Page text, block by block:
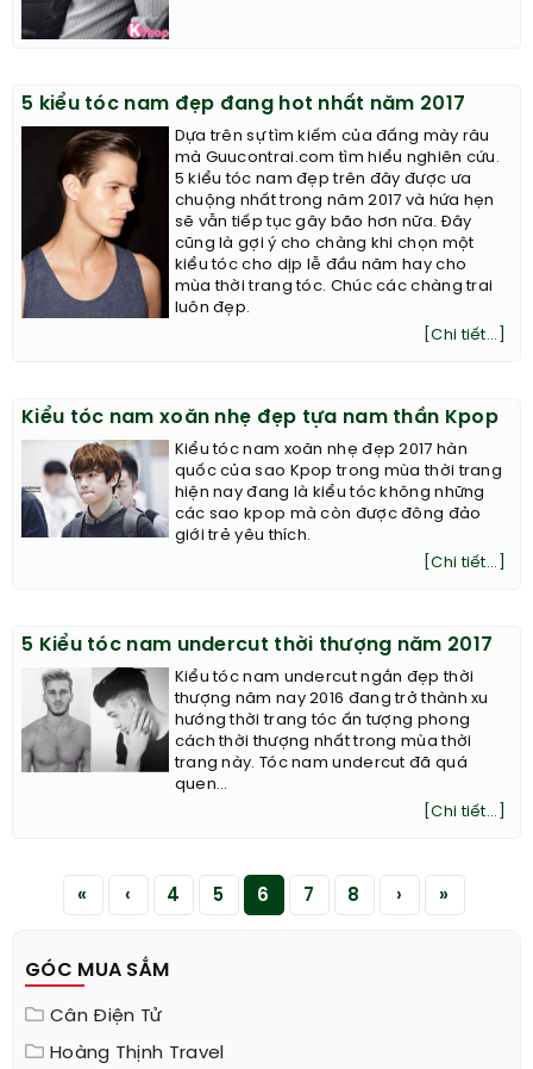
5 kiểu tóc nam đẹp đang hot nhất năm 2017
Dựa trên sự tìm kiếm của đấng mày râu
mà Guucontrai.com tìm hiểu nghiên cứu.
5 kiểu tóc nam đẹp trên đây được ưa
chuộng nhất trong năm 2017 và hứa hẹn
sẽ vẫn tiếp tục gây bão hơn nữa. Đây
cũng là gợi ý cho chàng khi chọn một
kiểu tóc cho dịp lễ đầu năm hay cho
mùa thời trang tóc. Chúc các chàng trai
luôn đẹp.
[Chi tiết...]
Kiểu tóc nam xoăn nhẹ đẹp tựa nam thần Kpop
Kiểu tóc nam xoăn nhẹ đẹp 2017 hàn
quốc của sao Kpop trong mùa thời trang
hiện nay đang là kiểu tóc không những
các sao kpop mà còn được đông đảo
giới trẻ yêu thích.
[Chi tiết...]
5 Kiểu tóc nam undercut thời thượng năm 2017
Kiểu tóc nam undercut ngắn đẹp thời
thượng năm nay 2016 đang trở thành xu
hướng thời trang tóc ấn tượng phong
cách thời thượng nhất trong mùa thời
trang này. Tóc nam undercut đã quá
quen...
[Chi tiết...]
« ‹ 4 5 6 7 8 › »
GÓC MUA SẮM
Cân Điện Tử
Hoàng Thịnh Travel